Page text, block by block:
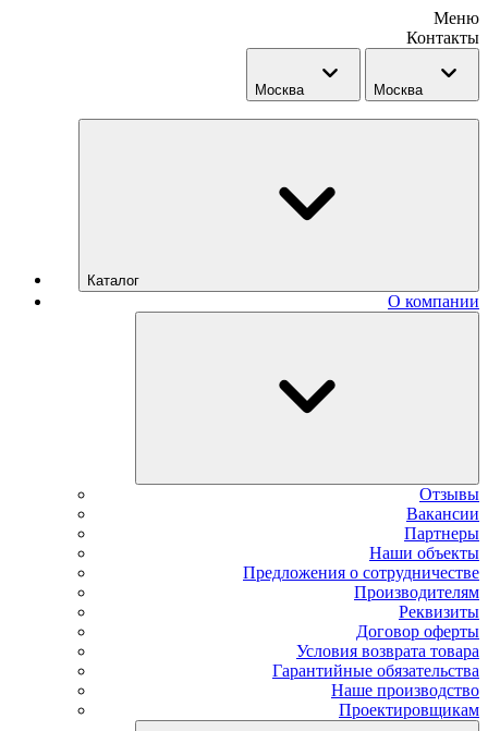
Меню
Контакты
Москва Москва
Каталог
О компании
Отзывы
Вакансии
Партнеры
Наши объекты
Предложения о сотрудничестве
Производителям
Реквизиты
Договор оферты
Условия возврата товара
Гарантийные обязательства
Наше производство
Проектировщикам